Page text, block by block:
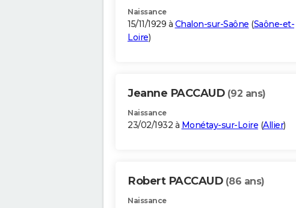
Naissance
15/11/1929 à Chalon-sur-Saône (Saône-et-
Loire)
Jeanne PACCAUD (92 ans)
Naissance
23/02/1932 à Monétay-sur-Loire (Allier)
Robert PACCAUD (86 ans)
Naissance